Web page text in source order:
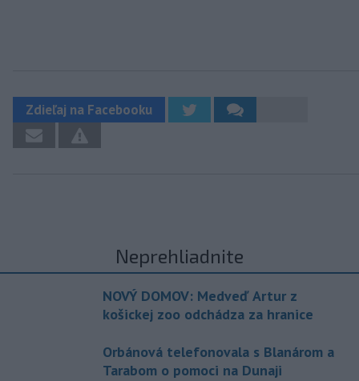
Zdieľaj na Facebooku
Neprehliadnite
NOVÝ DOMOV: Medveď Artur z
košickej zoo odchádza za hranice
Orbánová telefonovala s Blanárom a
Tarabom o pomoci na Dunaji